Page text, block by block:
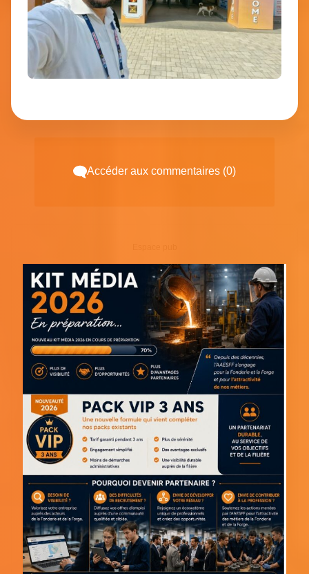
Accéder aux commentaires (0)